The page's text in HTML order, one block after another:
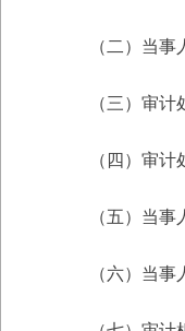
（二）当事人
（三）审计处
（四）审计处
（五）当事人
（六）当事人